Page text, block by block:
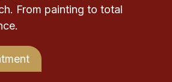
From painting to total